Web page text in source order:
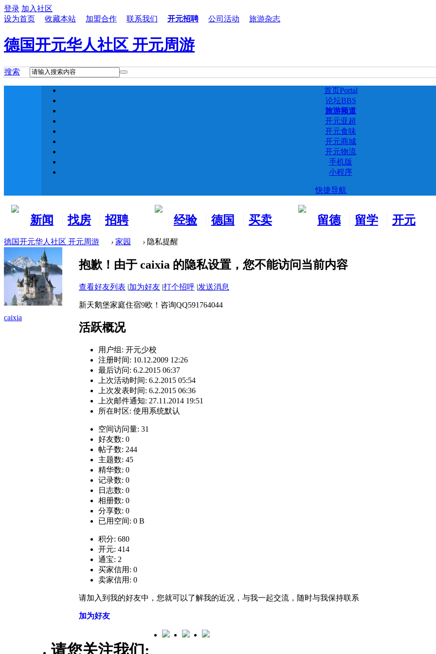
登录 加入社区
设为首页
收藏本站 加盟合作 联系我们 开元招聘 公司活动 旅游杂志
德国开元华人社区 开元周游
搜索
首页Portal
论坛BBS
旅游频道
开元亚超
开元食味
开元商城
开元物流
手机版
小程序
快捷导航
新闻
找房
招聘
求职
经验
德国
买卖
留德
留学
开元
德国开元华人社区 开元周游 › 家园 › 隐私提醒
caixia
抱歉！由于 caixia 的隐私设置，您不能访问当前内容
查看好友列表 |加为好友 |打个招呼 |发送消息
新天鹅堡家庭住宿9欧！咨询QQ591764044
活跃概况
用户组: 开元少校
注册时间: 10.12.2009 12:26
最后访问: 6.2.2015 06:37
上次活动时间: 6.2.2015 05:54
上次发表时间: 6.2.2015 06:36
上次邮件通知: 27.11.2014 19:51
所在时区: 使用系统默认
空间访问量: 31
好友数: 0
帖子数: 244
主题数: 45
精华数: 0
记录数: 0
日志数: 0
相册数: 0
分享数: 0
已用空间: 0 B
积分: 680
开元: 414
通宝: 2
买家信用: 0
卖家信用: 0
请加入到我的好友中，您就可以了解我的近况，与我一起交流，随时与我保持联系
加为好友
请您关注我们: